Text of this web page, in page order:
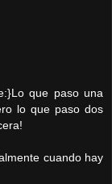
que paso una
lo que paso dos
cuando hay